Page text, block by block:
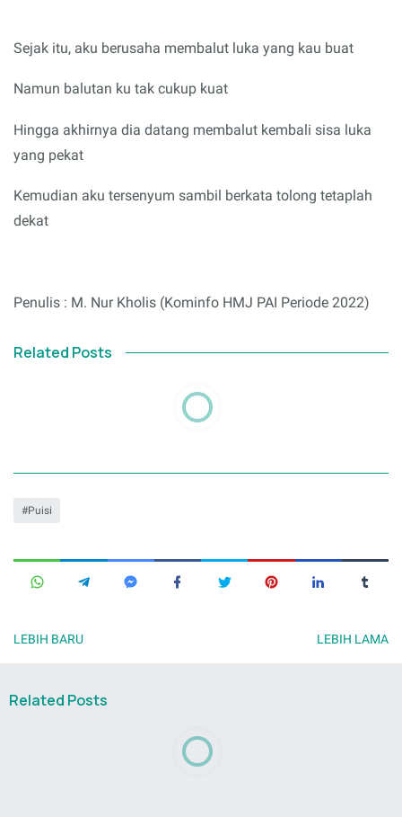
Sejak itu, aku berusaha membalut luka yang kau buat
Namun balutan ku tak cukup kuat
Hingga akhirnya dia datang membalut kembali sisa luka
yang pekat
Kemudian aku tersenyum sambil berkata tolong tetaplah
dekat
Penulis : M. Nur Kholis (Kominfo HMJ PAI Periode 2022)
Related Posts
Puisi
LEBIH BARU LEBIH LAMA
Related Posts